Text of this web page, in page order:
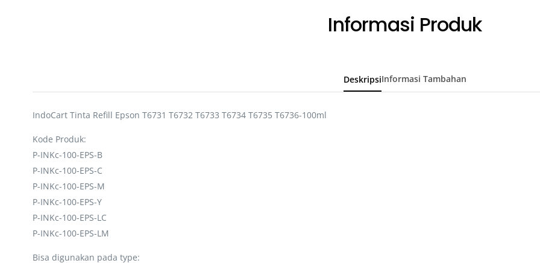
Informasi Produk
DeskripsiInformasi Tambahan
IndoCart Tinta Refill Epson T6731 T6732 T6733 T6734 T6735 T6736-100ml
Kode Produk:
P-INKc-100-EPS-B
P-INKc-100-EPS-C
P-INKc-100-EPS-M
P-INKc-100-EPS-Y
P-INKc-100-EPS-LC
P-INKc-100-EPS-LM
Bisa digunakan pada type: